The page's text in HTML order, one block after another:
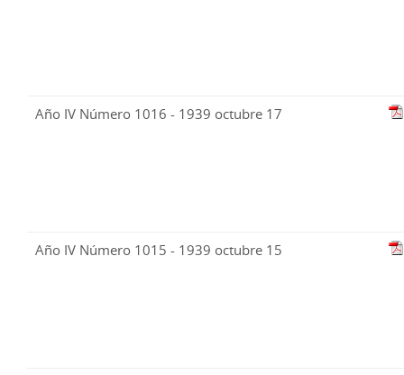
Año IV Número 1016 - 1939 octubre 17
Año IV Número 1015 - 1939 octubre 15